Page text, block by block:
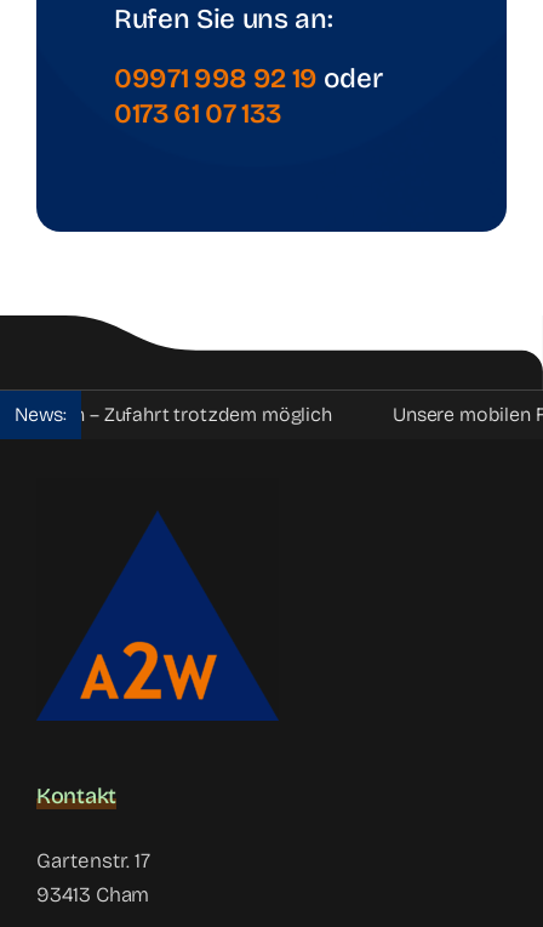
Rufen Sie uns an:
09971 998 92 19 oder
0173 61 07 133
News:
Zufahrt trotzdem möglich Unsere mobilen
Kontakt
Gartenstr. 17
93413 Cham